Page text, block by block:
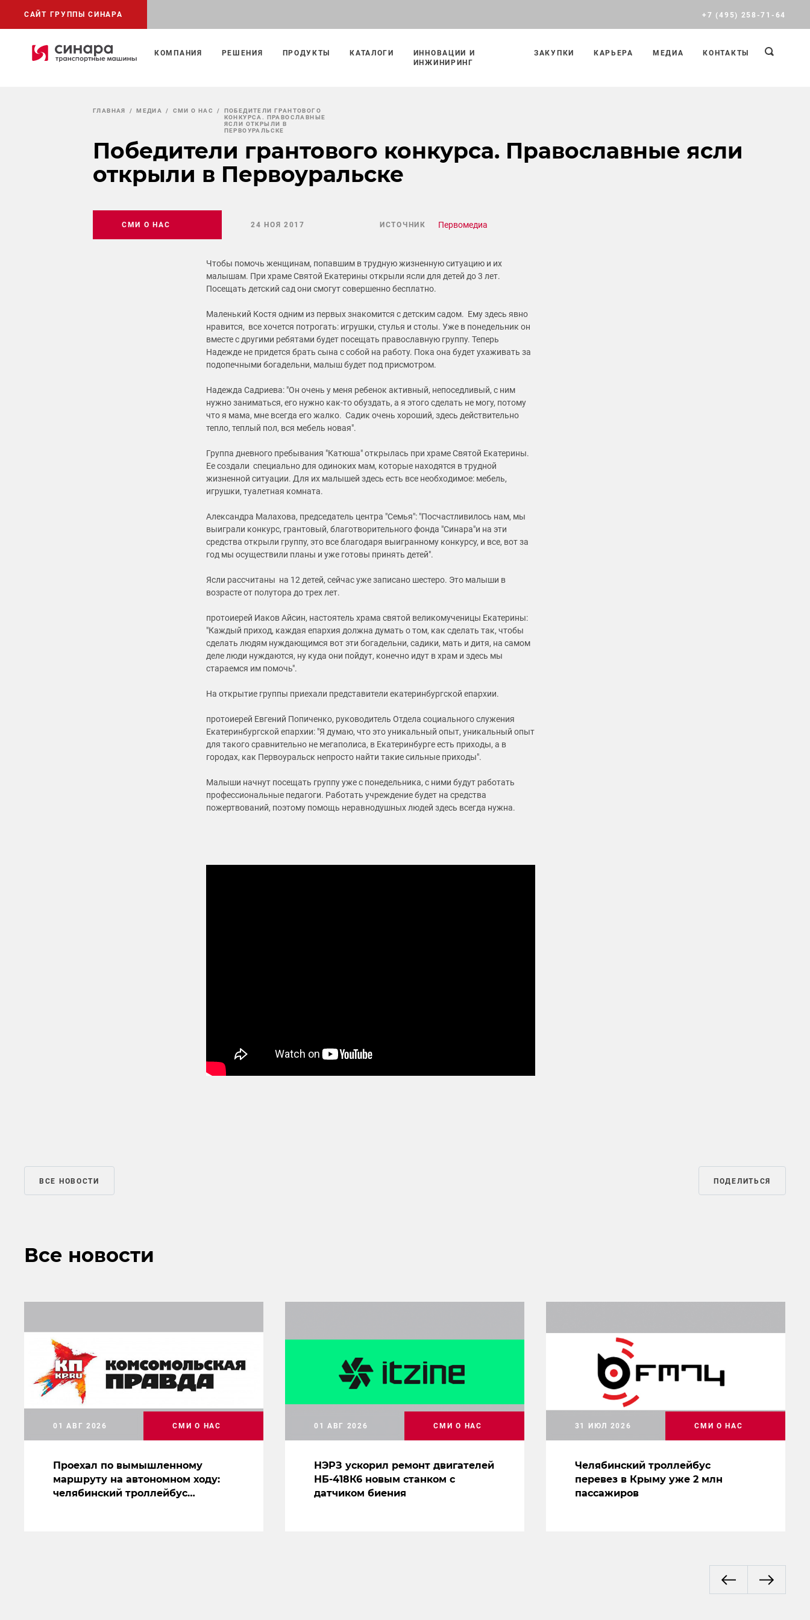
САЙТ ГРУППЫ СИНАРА +7 (495) 258-71-64
КОМПАНИЯ РЕШЕНИЯ ПРОДУКТЫ КАТАЛОГИ
ИННОВАЦИИ И
ИНЖИНИРИНГ
ЗАКУПКИ КАРЬЕРА МЕДИА КОНТАКТЫ
ГЛАВНАЯ МЕДИА СМИ О НАС
ПОБЕДИТЕЛИ ГРАНТОВОГО
КОНКУРСА. ПРАВОСЛАВНЫЕ
ЯСЛИ ОТКРЫЛИ В
ПЕРВОУРАЛЬСКЕ
Победители грантового конкурса. Православные ясли
открыли в Первоуральске
СМИ О НАС 24 НОЯ 2017 ИСТОЧНИК Первомедиа
Чтобы помочь женщинам, попавшим в трудную жизненную ситуацию и их
малышам. При храме Святой Екатерины открыли ясли для детей до 3 лет.
Посещать детский сад они смогут совершенно бесплатно.
Маленький Костя одним из первых знакомится с детским садом. Ему здесь явно
нравится, все хочется потрогать: игрушки, стулья и столы. Уже в понедельник он
вместе с другими ребятами будет посещать православную группу. Теперь
Надежде не придется брать сына с собой на работу. Пока она будет ухаживать за
подопечными богадельни, малыш будет под присмотром.
Надежда Садриева: "Он очень у меня ребенок активный, непоседливый, с ним
нужно заниматься, его нужно как-то обуздать, а я этого сделать не могу, потому
что я мама, мне всегда его жалко. Садик очень хороший, здесь действительно
тепло, теплый пол, вся мебель новая".
Группа дневного пребывания "Катюша" открылась при храме Святой Екатерины.
Ее создали специально для одиноких мам, которые находятся в трудной
жизненной ситуации. Для их малышей здесь есть все необходимое: мебель,
игрушки, туалетная комната.
Александра Малахова, председатель центра "Семья": "Посчастливилось нам, мы
выиграли конкурс, грантовый, благотворительного фонда "Синара"и на эти
средства открыли группу, это все благодаря выигранному конкурсу, и все, вот за
год мы осуществили планы и уже готовы принять детей".
Ясли рассчитаны на 12 детей, сейчас уже записано шестеро. Это малыши в
возрасте от полутора до трех лет.
протоиерей Иаков Айсин, настоятель храма святой великомученицы Екатерины:
"Каждый приход, каждая епархия должна думать о том, как сделать так, чтобы
сделать людям нуждающимся вот эти богадельни, садики, мать и дитя, на самом
деле люди нуждаются, ну куда они пойдут, конечно идут в храм и здесь мы
стараемся им помочь".
На открытие группы приехали представители екатеринбургской епархии.
протоиерей Евгений Попиченко, руководитель Отдела социального служения
Екатеринбургской епархии: "Я думаю, что это уникальный опыт, уникальный опыт
для такого сравнительно не мегаполиса, в Екатеринбурге есть приходы, а в
городах, как Первоуральск непросто найти такие сильные приходы".
Малыши начнут посещать группу уже с понедельника, с ними будут работать
профессиональные педагоги. Работать учреждение будет на средства
пожертвований, поэтому помощь неравнодушных людей здесь всегда нужна.
ВСЕ НОВОСТИ ПОДЕЛИТЬСЯ
Все новости
Проехал по вымышленному
маршруту на автономном ходу:
челябинский троллейбус
01 АВГ 2026 СМИ О НАС
НЭРЗ ускорил ремонт двигателей
НБ-418К6 новым станком с
датчиком биения
01 АВГ 2026 СМИ О НАС
Челябинский троллейбус
перевез в Крыму уже 2 млн
пассажиров
31 ИЮЛ 2026 СМИ О НАС